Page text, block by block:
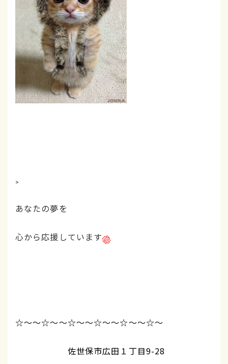
>
あなたの夢を
心から応援しています
☆～～☆～～☆～～☆～～☆～～☆～
佐世保市広田１丁目9-28